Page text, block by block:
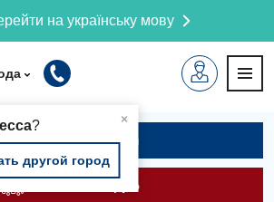
на українську мову
×
?
другой город
Записаться на приём
Вызвать скорую